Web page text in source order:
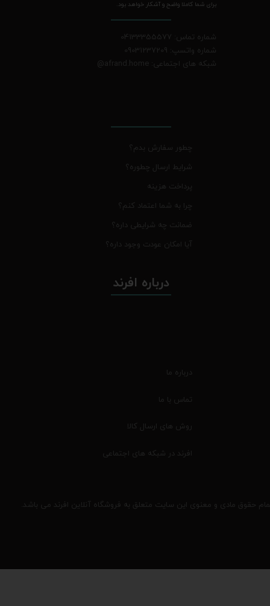
برای شما کاملا واضح و آشکار خواهد بود.
شماره تماس: 04133355577
شماره واتسپ: 09031237209
شبکه های اجتماعی: afrand.home
@
چطور سفارش بدم؟
شرایط ارسال چطوره؟
پرداخت هزینه
چرا به شما اعتماد کنم؟
ضمانت چه شرایطی داره؟
آیا امکان عودت وجود داره؟
حقوق مادی و معنوی این سایت متعلق به فروشگاه آنلاین افرند می باشد.
درباره افرند
درباره ما
تماس با ما
روش های ارسال کالا
افرند در شبکه های اجتماعی